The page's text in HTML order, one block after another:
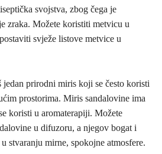
svojstva, zbog čega je
zraka. Možete koristiti metvicu u
svježe listove metvice u
jedan prirodni miris koji se često koristi
prostorima. Miris sandalovine ima
koristi u aromaterapiji. Možete
u difuzoru, a njegov bogat i
stvaranju mirne, spokojne atmosfere.